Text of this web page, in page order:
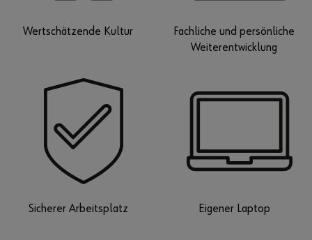
Wertschätzende Kultur
Fachliche und persönliche
Weiterentwicklung
Sicherer Arbeitsplatz Eigener Laptop